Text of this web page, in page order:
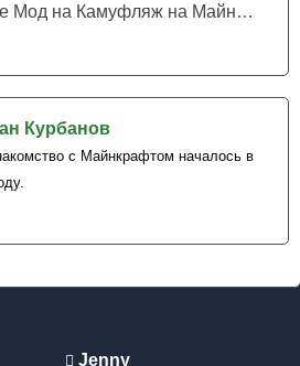
Скачайте Мод на Камуфляж на Майнкрафт...
Курбанов
с Майнкрафтом началось в
Jenny